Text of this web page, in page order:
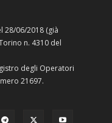
28/06/2018 (già
n. 4310 del
degli Operatori
21697.